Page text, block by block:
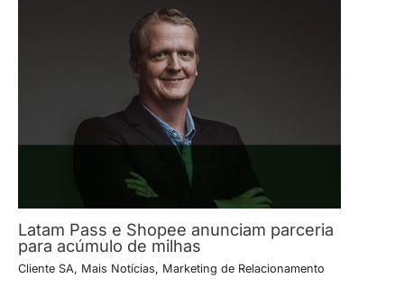
Latam Pass e Shopee anunciam parceria
para acúmulo de milhas
Cliente SA, Mais Notícias, Marketing de Relacionamento